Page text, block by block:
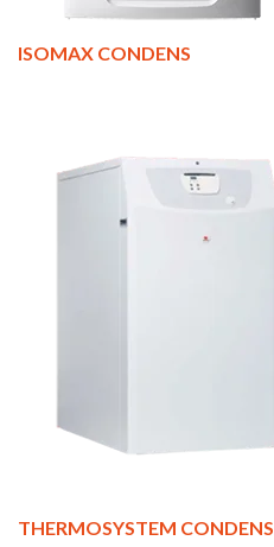
ISOMAX CONDENS
THERMOSYSTEM CONDENS